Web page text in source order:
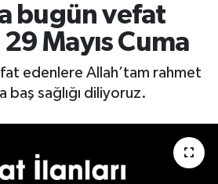
bugün vefat
Mayıs Cuma
edenlere Allah’tam rahmet
baş sağlığı diliyoruz.